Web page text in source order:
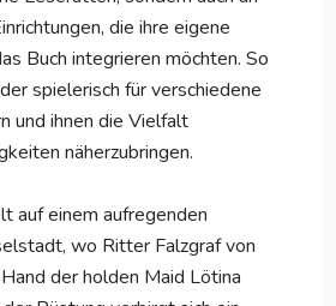
die ihre eigene
Buch integrieren möchten. So
spielerisch für verschiedene
und ihnen die Vielfalt
näherzubringen.
auf einem aufregenden
wo Ritter Falzgraf von
der holden Maid Lötina